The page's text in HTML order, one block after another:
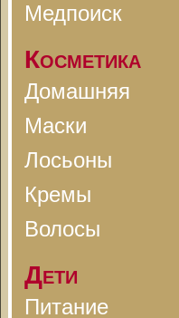
Медпоиск
Косметика
Домашняя
Маски
Лосьоны
Кремы
Волосы
Дети
Питание